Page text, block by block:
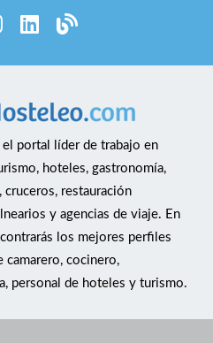
portal líder de trabajo en
hoteles, gastronomía,
cruceros, restauración
y agencias de viaje. En
los mejores perfiles
camarero, cocinero,
personal de hoteles y turismo.